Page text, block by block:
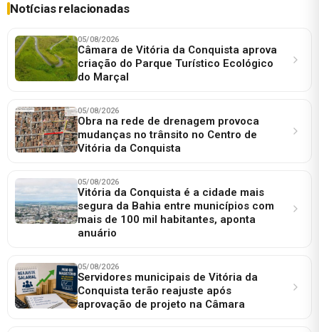
Notícias relacionadas
05/08/2026
Câmara de Vitória da Conquista aprova
criação do Parque Turístico Ecológico
do Marçal
05/08/2026
Obra na rede de drenagem provoca
mudanças no trânsito no Centro de
Vitória da Conquista
05/08/2026
Vitória da Conquista é a cidade mais
segura da Bahia entre municípios com
mais de 100 mil habitantes, aponta
anuário
05/08/2026
Servidores municipais de Vitória da
Conquista terão reajuste após
aprovação de projeto na Câmara